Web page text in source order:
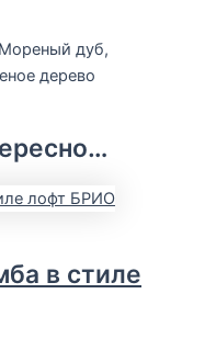
дуб,
дерево
в стиле